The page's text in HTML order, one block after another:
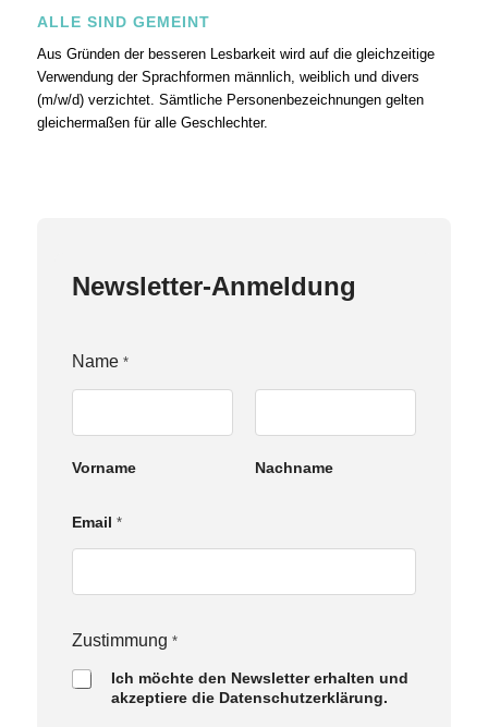
ALLE SIND GEMEINT
Aus Gründen der besseren Lesbarkeit wird auf die gleichzeitige
Verwendung der Sprachformen männlich, weiblich und divers
(m/w/d) verzichtet. Sämtliche Personenbezeichnungen gelten
gleichermaßen für alle Geschlechter.
Newsletter-Anmeldung
Name *
Vorname Nachname
Email *
N
Zustimmung *
Ich möchte den Newsletter erhalten und
akzeptiere die Datenschutzerklärung.